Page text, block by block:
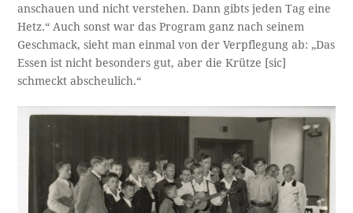
anschauen und nicht verstehen. Dann gibts jeden Tag eine
Hetz.“ Auch sonst war das Program ganz nach seinem
Geschmack, sieht man einmal von der Verpflegung ab: „Das
Essen ist nicht besonders gut, aber die Krütze [sic]
schmeckt abscheulich.“